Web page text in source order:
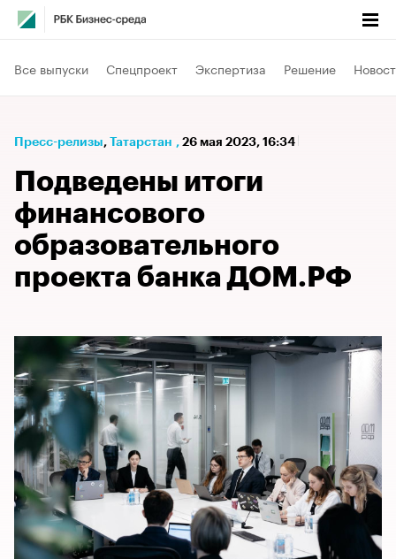
Все выпуски Спецпроект Экспертиза Решение
Пресс-релизы⁠, Татарстан , 26 мая 2023, 16:34
Подведены итоги
финансового
образовательного
проекта банка ДОМ.РФ